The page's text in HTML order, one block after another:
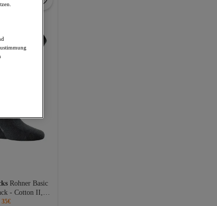
Rohner Basic
- Cotton II,